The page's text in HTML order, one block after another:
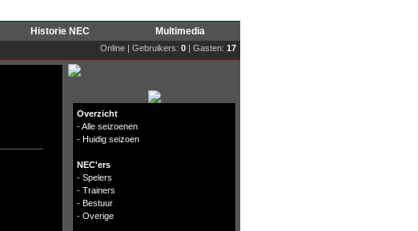
Historie NEC Multimedia
Online | Gebruikers: 0 | Gasten: 17
Overzicht
-Alle seizoenen
- Huidig seizoen
NEC'ers
- Spelers
- Trainers
- Bestuur
- Overige